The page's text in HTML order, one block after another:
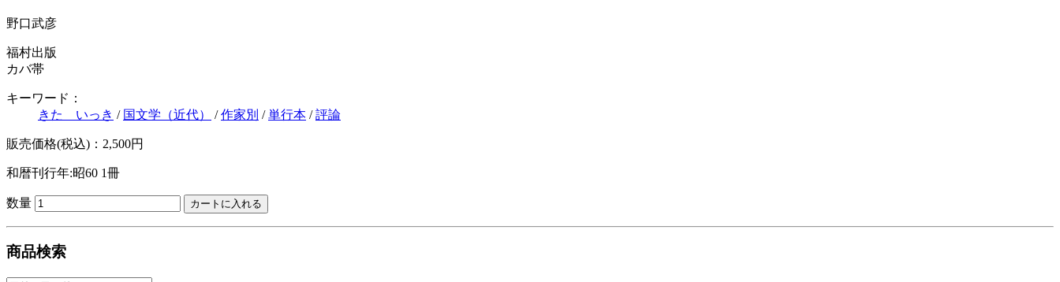
野口武彦
福村出版
カバ帯
キーワード：
きた いっき / 国文学（近代） /作家別 /単行本 /評論
販売価格(税込)：2,500円
和暦刊行年:昭60 1冊
数量
商品検索